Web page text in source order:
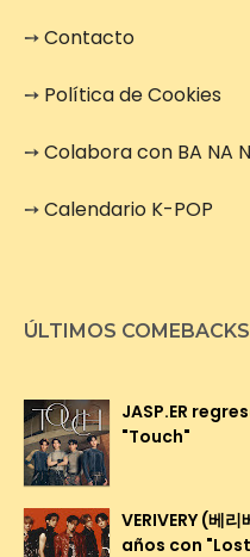
➙Contacto
➙ Política de Cookies
➙Colabora con BA NA
➙Calendario K-POP
ÚLTIMOS COMEBACKS
JASP.ER
"Touch"
VERIVERY (베
años con